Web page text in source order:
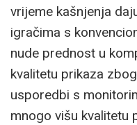
vrijeme kašnjenja
igračima s
nude prednost u
kvalitetu prikaza
usporedbi s
mnogo višu kvalitetu